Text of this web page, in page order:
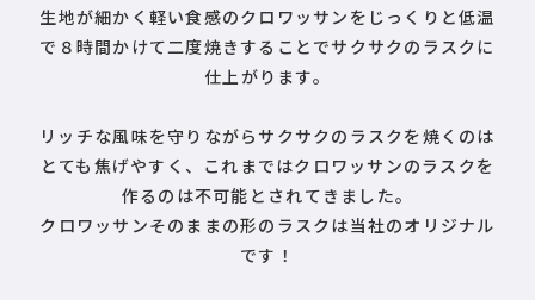
生地が細かく軽い食感のクロワッサンをじっくりと低温
で８時間かけて二度焼きすることでサクサクのラスクに
仕上がります。
リッチな風味を守りながらサクサクのラスクを焼くのは
とても焦げやすく、これまではクロワッサンのラスクを
作るのは不可能とされてきました。
クロワッサンそのままの形のラスクは当社のオリジナル
です！